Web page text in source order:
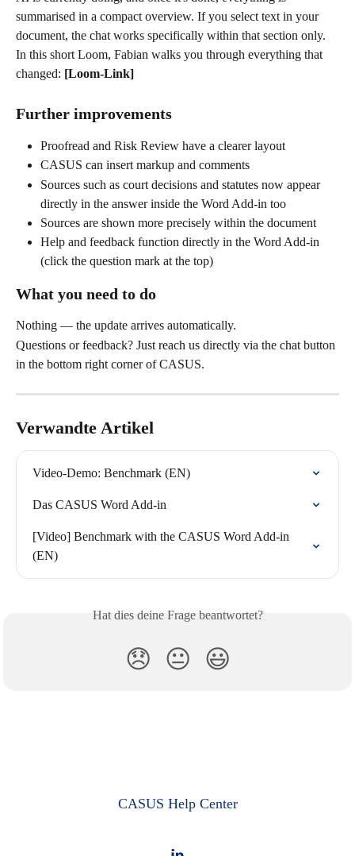
summarised in a compact overview. If you select text in your
document, the chat works specifically within that section only.
In this short Loom, Fabian walks you through everything that
changed: [Loom-Link]
Further improvements
Proofread and Risk Review have a clearer layout
CASUS can insert markup and comments
Sources such as court decisions and statutes now appear
directly in the answer inside the Word Add-in too
Sources are shown more precisely within the document
Help and feedback function directly in the Word Add-in
(click the question mark at the top)
What you need to do
Nothing — the update arrives automatically.
Questions or feedback? Just reach us directly via the chat button
in the bottom right corner of CASUS.
Verwandte Artikel
Video-Demo: Benchmark (EN)
Das CASUS Word Add-in
[Video] Benchmark with the CASUS Word Add-in
(EN)
Hat dies deine Frage beantwortet?
😞 😐 😃
CASUS Help Center